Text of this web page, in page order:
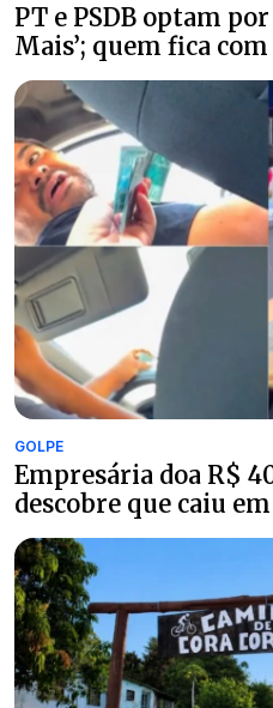
PT e PSDB optam
Mais’; quem fica com
GOLPE
Empresária doa R$
descobre que caiu